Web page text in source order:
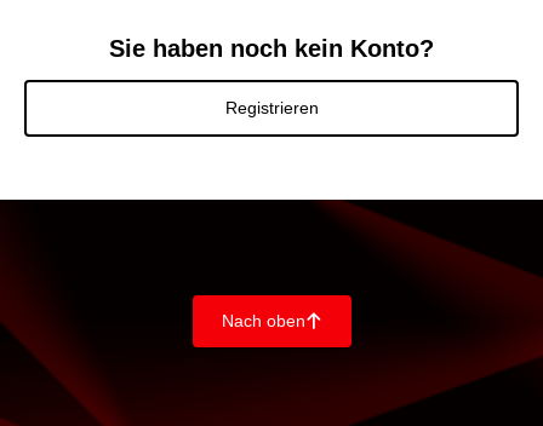
Sie haben noch kein Konto?
Registrieren
Nach oben􀄨